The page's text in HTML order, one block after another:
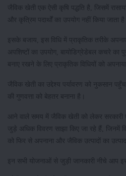
जैविक खेती एक ऐसी कृषि पद्धति है, जिसमें
और कृत्रिम पदार्थों का उपयोग नहीं किया जाता है।
इसके बजाय, इस विधि में प्राकृतिक तरीके
अपशिष्टों का उपयोग, बायोडिग्रेडेबल कचरे का
बनाए रखने के लिए प्राकृतिक विधियों को
जैविक खेती का उद्देश्य पर्यावरण को नुकसान
की गुणवत्ता को बेहतर बनाना है।
आने वाले समय में जैविक खेती को लेकर सरकारी
जुड़े अधिक विवरण साझा किए जा रहे हैं, जिनमें
को फिर से अपनाना और जैविक उत्पादों का
इन सभी योजनाओं से जुड़ी जानकारी नीचे आप